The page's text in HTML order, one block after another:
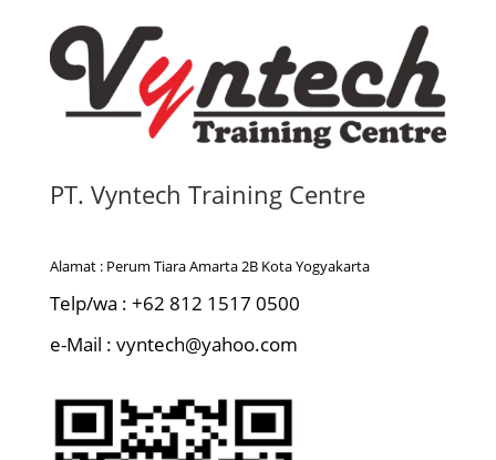
PT. Vyntech Training Centre
Alamat : Perum Tiara Amarta 2B Kota Yogyakarta
Telp/wa : +62 812 1517 0500
e-Mail : vyntech@yahoo.com